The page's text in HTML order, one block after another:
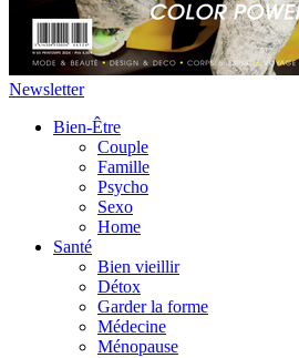
Newsletter
Bien-Être
Couple
Famille
Psycho
Sexo
Home
Santé
Bien vieillir
Détox
Garder la forme
Médecine
Ménopause